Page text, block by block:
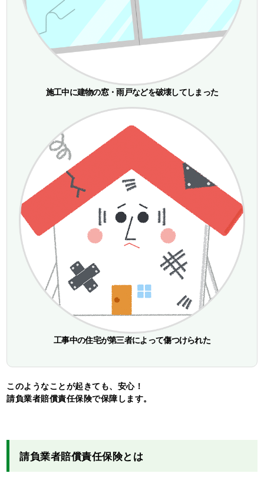
施工中に建物の窓・雨戸などを破壊してしまった
工事中の住宅が第三者によって傷つけられた
このようなことが起きても、安心！
請負業者賠償責任保険で保障します。
請負業者賠償責任保険とは